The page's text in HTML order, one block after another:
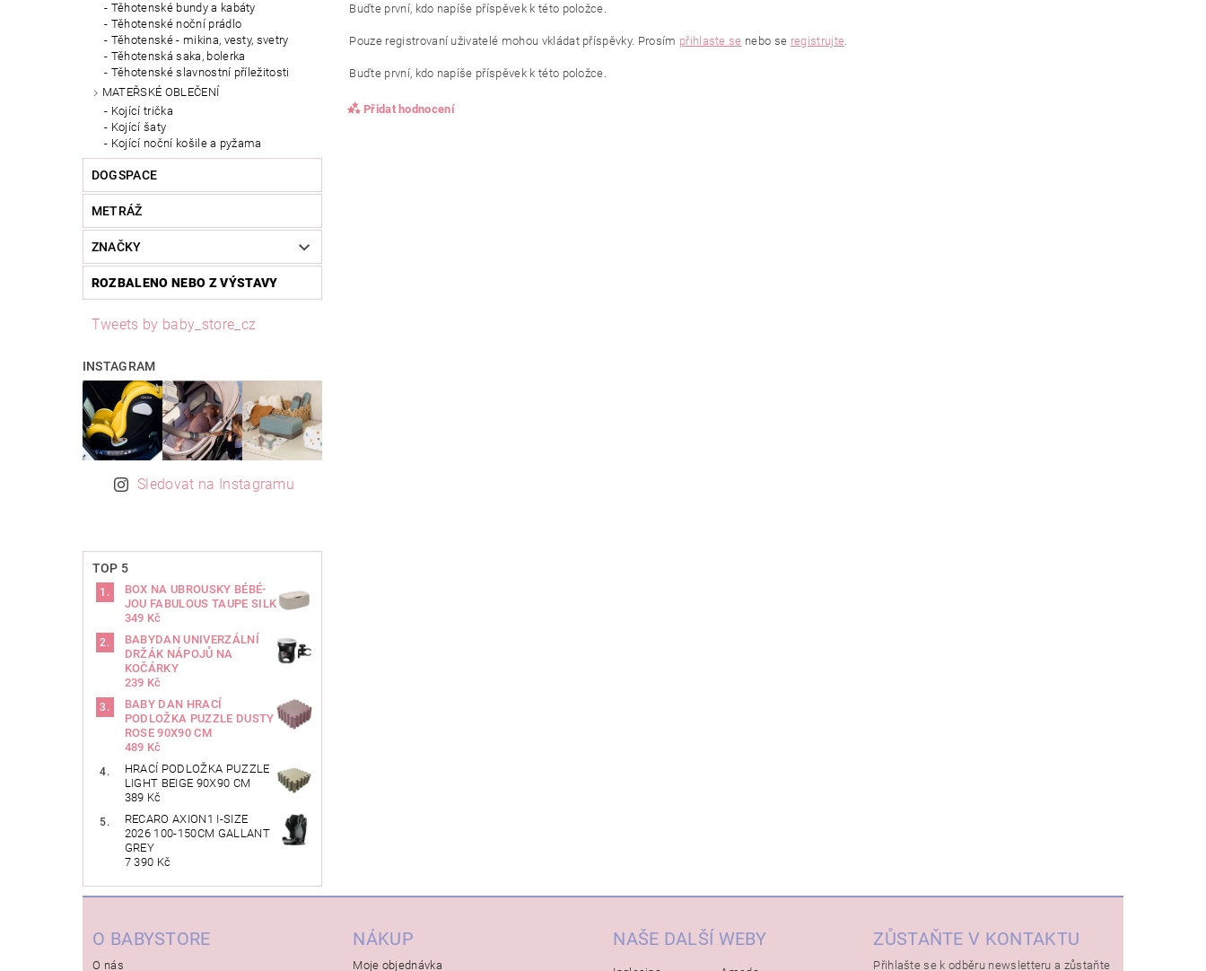
Těhotenské bundy a kabáty
Těhotenské noční prádlo
Těhotenské - mikina, vesty, svetry
Těhotenská saka, bolerka
Těhotenské slavnostní příležitosti
MATEŘSKÉ OBLEČENÍ
Kojící trička
Kojící šaty
Kojící noční košile a pyžama
DOGSPACE
METRÁŽ
ZNAČKY
ROZBALENO NEBO Z VÝSTAVY
Tweets by baby_store_cz
INSTAGRAM
Sledovat na Instagramu
TOP 5
BOX NA UBROUSKY BÉBÉ-
JOU FABULOUS TAUPE SILK
349 Kč
BABYDAN UNIVERZÁLNÍ
DRŽÁK NÁPOJŮ NA
KOČÁRKY
239 Kč
BABY DAN HRACÍ
PODLOŽKA PUZZLE DUSTY
ROSE 90X90 CM
489 Kč
HRACÍ PODLOŽKA PUZZLE
LIGHT BEIGE 90X90 CM
389 Kč
RECARO AXION1 I-SIZE
2026 100-150CM GALLANT
GREY
7 390 Kč
Buďte první, kdo napíše příspěvek k této položce.
Pouze registrovaní uživatelé mohou vkládat příspěvky. Prosím přihlaste se nebo se registrujte.
Buďte první, kdo napíše příspěvek k této položce.
Přidat hodnocení
O BABYSTORE
O nás
NÁKUP
Moje objednávka
NAŠE DALŠÍ WEBY ZŮSTAŇTE V KONTAKTU
Přihlašte se k odběru newsletteru a zůstaňte